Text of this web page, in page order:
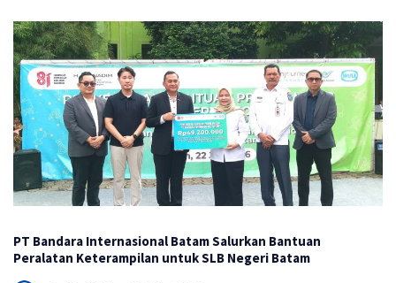
PT Bandara Internasional Batam Salurkan Bantuan
Peralatan Keterampilan untuk SLB Negeri Batam